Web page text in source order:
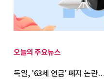
오늘의 주요뉴스
독일, '63세 연금' 폐지 논란…